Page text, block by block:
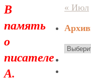
В
память
о
писателе
А.
« Июл